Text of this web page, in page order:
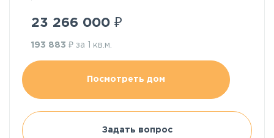
23 266 000 ₽
193 883 ₽ за 1 кв.м.
Посмотреть дом
Задать вопрос